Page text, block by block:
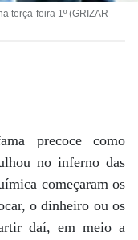
terça-feira 1º (GRIZAR
precoce como
no inferno das
começaram os
o dinheiro ou os
daí, em meio a